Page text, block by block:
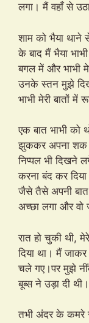
लगा। मैं वहाँ से
शाम को भैया
के बाद मैं भैया
बगल में और भाभी
उनके स्तन मुझे दिख
भाभी मेरी बातों में
एक बात भाभी को
झुककर अपना शक
निप्पल भी दिखने
करना बंद कर
जैसे तैसे अपनी बात
अच्छा लगा और वो
रात हो चुकी थी,
दिया था। मैं
चले गए।पर मुझे
बूब्स ने उड़ा दी
तभी अंदर के कमरे